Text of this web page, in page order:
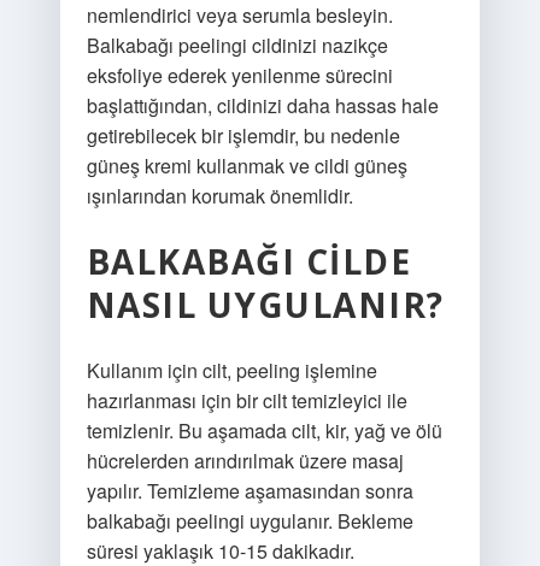
nemlendirici veya serumla besleyin.
Balkabağı peelingi cildinizi nazikçe
eksfoliye ederek yenilenme sürecini
başlattığından, cildinizi daha hassas hale
getirebilecek bir işlemdir, bu nedenle
güneş kremi kullanmak ve cildi güneş
ışınlarından korumak önemlidir.
BALKABAĞI CILDE
NASIL UYGULANIR?
Kullanım için cilt, peeling işlemine
hazırlanması için bir cilt temizleyici ile
temizlenir. Bu aşamada cilt, kir, yağ ve ölü
hücrelerden arındırılmak üzere masaj
yapılır. Temizleme aşamasından sonra
balkabağı peelingi uygulanır. Bekleme
süresi yaklaşık 10-15 dakikadır.